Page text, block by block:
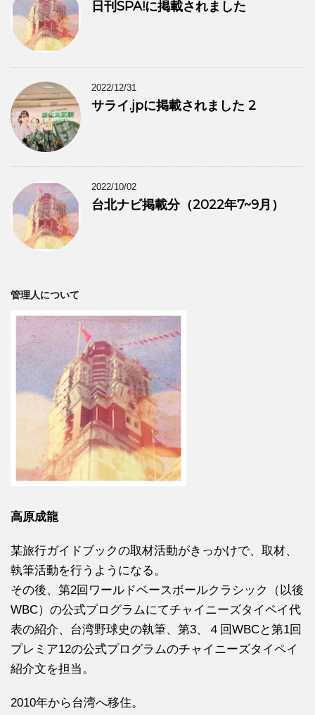
日刊SPA!に掲載されました
2022/12/31
サライ.jpに掲載されました 2
2022/10/02
台北ナビ掲載分（2022年7~9月）
管理人について
高原成龍
某旅行ガイドブックの取材活動がきっかけで、取材、
執筆活動を行うようになる。
その後、第2回ワールドベースボールクラシック（以後
WBC）の公式プログラムにてチャイニーズタイペイ代
表の紹介、台湾野球史の執筆、第3、４回WBCと第1回
プレミア12の公式プログラムのチャイニーズタイペイ
紹介文を担当。
2010年から台湾へ移住。